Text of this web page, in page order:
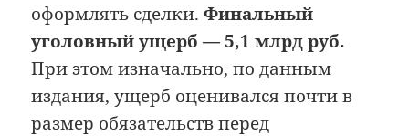
оформлять сделки.Финальный
уголовный ущерб — 5,1 млрд руб.
При этом изначально, по данным
издания, ущерб оценивался почти в
размер обязательств перед